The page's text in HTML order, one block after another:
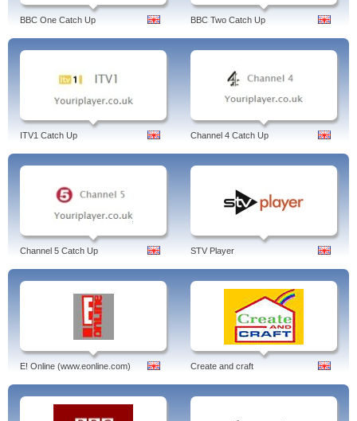
BBC One Catch Up BBC Two Catch Up
ITV1 Catch Up Channel 4 Catch Up
Channel 5 Catch Up STV Player
E! Online (www.eonline.com) Create and craft